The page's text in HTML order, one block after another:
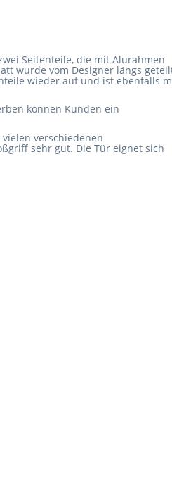
Seitenteile, die mit Alurahmen
wurde vom Designer längs
wieder auf und ist ebenfalls
können Kunden ein
verschiedenen
sehr gut. Die Tür eignet sich